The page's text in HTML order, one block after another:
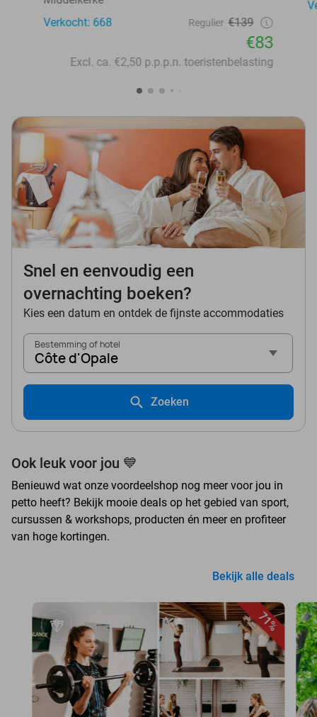
Verkocht: 668
Regulier €139
€83
Excl. ca. €2,50 p.p.p.n. toeristenbelasting
Snel en eenvoudig een
overnachting boeken?
Kies een datum en ontdek de fijnste accommodaties
Bestemming of hotel
Côte d'Opale
Zoeken
Ook leuk voor jou 💙
Benieuwd wat onze voordeelshop nog meer voor jou in
petto heeft? Bekijk mooie deals op het gebied van sport,
cursussen & workshops, producten én meer en profiteer
van hoge kortingen.
Bekijk alle deals
71%